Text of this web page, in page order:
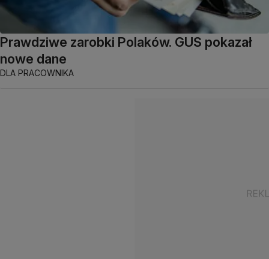
Prawdziwe zarobki Polaków. GUS pokazał
nowe dane
DLA PRACOWNIKA